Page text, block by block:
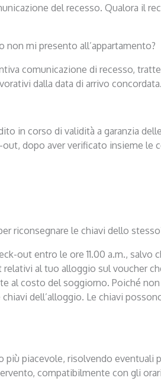
del recesso. Qualora il
non mi presento all’appartamento?
comunicazione di recesso,
dalla data di arrivo concordata.
in corso di validità a garanzia
dopo aver verificato insieme le
riconsegnare le chiavi dello
out entro le ore 11.00 a.m.,
al tuo alloggio sul voucher
al costo del soggiorno. Poiché
dell’alloggio. Le chiavi
piacevole, risolvendo
compatibilmente con gli